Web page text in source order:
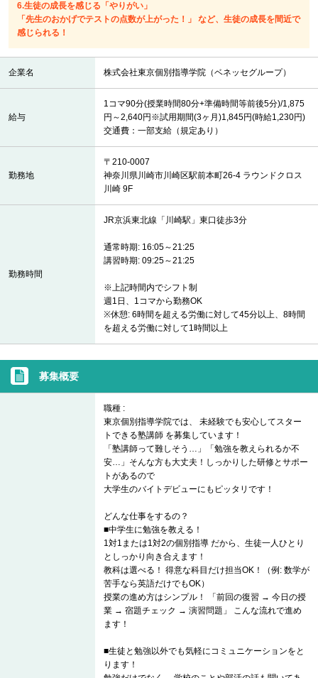
6.生徒の成長を感じる「やりがい」
「先生のおかげでテストの点数が上がった！」 など、生徒の成長を間近で
感じられる！
企業名 株式会社東京個別指導学院（ベネッセグループ）
給与
1コマ90分(授業時間80分+準備時間等前後5分)/1,875
円～2,640円※試用期間(3ヶ月)1,845円(時給1,230円)
交通費：一部支給（規定あり）
勤務地
〒210-0007
神奈川県川崎市川崎区駅前本町26-4 ラウンドクロス
川崎 9F
勤務時間
JR京浜東北線「川崎駅」東口徒歩3分
通常時期: 16:05～21:25
講習時期: 09:25～21:25
※上記時間内でシフト制
週1日、1コマから勤務OK
※休憩: 6時間を超える労働に対して45分以上、8時間
を超える労働に対して1時間以上
募集概要
職種 :
東京個別指導学院では、 未経験でも安心してスター
トできる塾講師 を募集しています！
「塾講師って難しそう…」「勉強を教えられるか不
安…」そんな方も大丈夫！しっかりした研修とサポー
トがあるので
大学生のバイトデビューにもピッタリです！
どんな仕事をするの？
■中学生に勉強を教える！
1対1または1対2の個別指導 だから、生徒一人ひとり
としっかり向き合えます！
教科は選べる！ 得意な科目だけ担当OK！（例: 数学が
苦手なら英語だけでもOK）
授業の進め方はシンプル！ 「前回の復習 → 今日の授
業 → 宿題チェック → 演習問題」 こんな流れで進め
ます！
■生徒と勉強以外でも気軽にコミュニケーションをと
ります！